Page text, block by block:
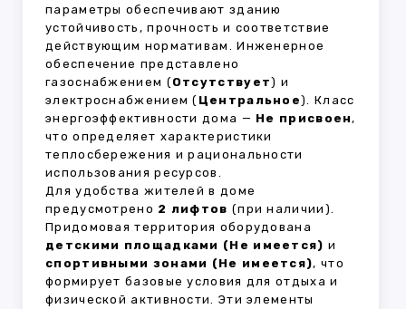
параметры обеспечивают зданию
устойчивость, прочность и соответствие
действующим нормативам. Инженерное
обеспечение представлено
газоснабжением (Отсутствует) и
электроснабжением ( Центральное). Класс
энергоэффективности дома — Не присвоен,
что определяет характеристики
теплосбережения и рациональности
использования ресурсов.
Для удобства жителей в доме
предусмотрено 2 лифтов (при наличии).
Придомовая территория оборудована
детскими площадками (Не имеется) и
спортивными зонами (Не имеется), что
формирует базовые условия для отдыха и
физической активности. Эти элементы